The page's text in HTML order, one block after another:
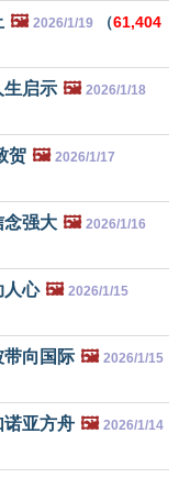
🖼️ 2026/1/19 （61,404
生启示 🖼️ 2026/1/18
贺 🖼️ 2026/1/17
念强大 🖼️ 2026/1/16
人心 🖼️ 2026/1/15
带向国际 🖼️ 2026/1/15
诺亚方舟 🖼️ 2026/1/14